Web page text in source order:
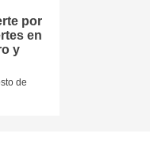
por
en
y
de